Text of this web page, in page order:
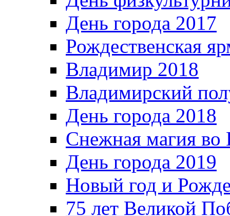
День города 2017
Рождественская
Владимир 2018
Владимирский
День города 2018
Снежная магия во
День города 2019
Новый год и
75 лет Великой